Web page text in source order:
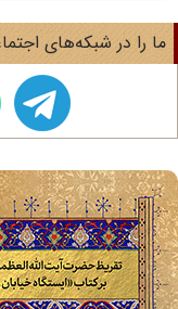
را در شبکه‌های